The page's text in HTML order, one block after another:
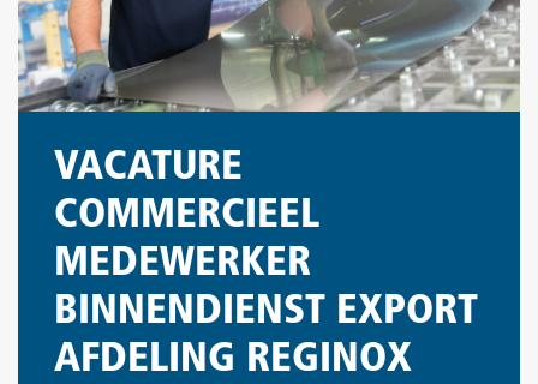
VACATURE
COMMERCIEEL
MEDEWERKER
BINNENDIENST EXPORT
AFDELING REGINOX